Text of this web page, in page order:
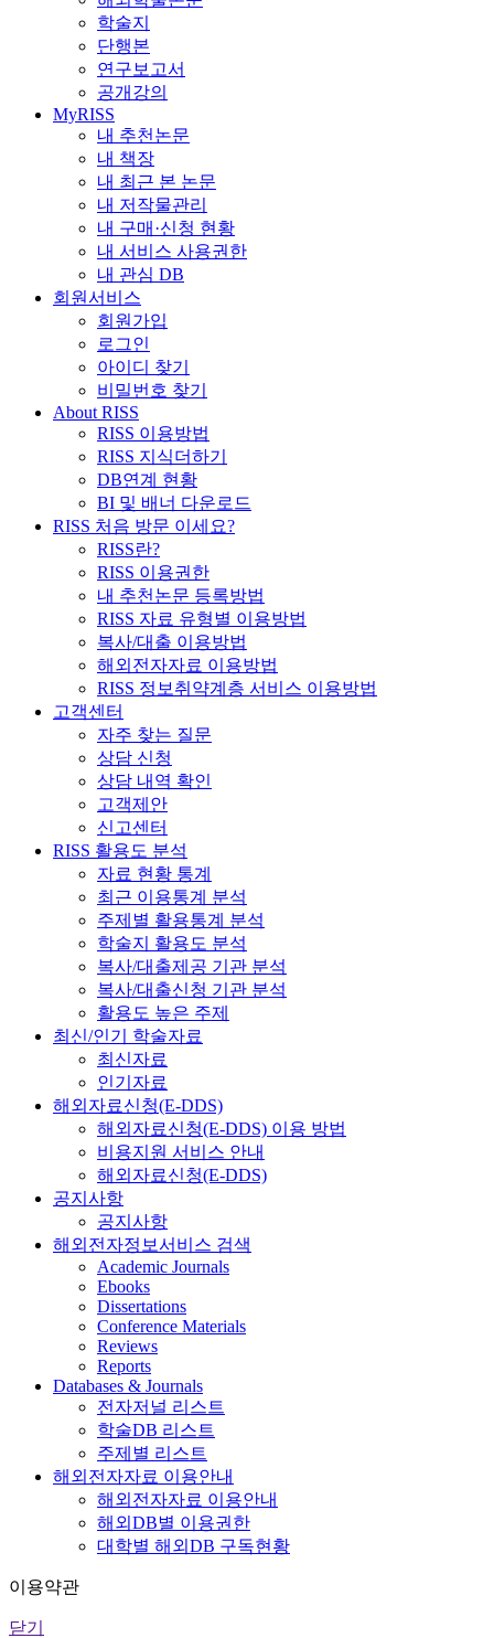
학술지
단행본
연구보고서
공개강의
MyRISS
내 추천논문
내 책장
내 최근 본 논문
내 저작물관리
내 구매·신청 현황
내 서비스 사용권한
내 관심 DB
회원서비스
회원가입
로그인
아이디 찾기
비밀번호 찾기
About RISS
RISS 이용방법
RISS 지식더하기
DB연계 현황
BI 및 배너 다운로드
RISS 처음 방문 이세요?
RISS란?
RISS 이용권한
내 추천논문 등록방법
RISS 자료 유형별 이용방법
복사/대출 이용방법
해외전자자료 이용방법
RISS 정보취약계층 서비스 이용방법
고객센터
자주 찾는 질문
상담 신청
상담 내역 확인
고객제안
신고센터
RISS 활용도 분석
자료 현황 통계
최근 이용통계 분석
주제별 활용통계 분석
학술지 활용도 분석
복사/대출제공 기관 분석
복사/대출신청 기관 분석
활용도 높은 주제
최신/인기 학술자료
최신자료
인기자료
해외자료신청(E-DDS)
해외자료신청(E-DDS) 이용 방법
비용지원 서비스 안내
해외자료신청(E-DDS)
공지사항
공지사항
해외전자정보서비스 검색
Academic Journals
Ebooks
Dissertations
Conference Materials
Reviews
Reports
Databases & Journals
전자저널 리스트
학술DB 리스트
주제별 리스트
해외전자자료 이용안내
해외전자자료 이용안내
해외DB별 이용권한
대학별 해외DB 구독현황
이용약관
닫기